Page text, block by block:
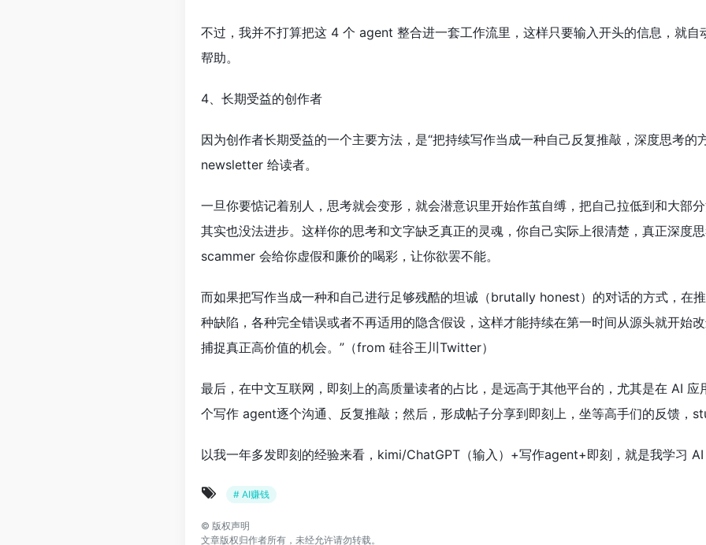
不过，我并不打算把这 4 个 agent 整合进一套工作流里，这样只要输入开头的信息，就
帮助。
4、长期受益的创作者
因为创作者长期受益的一个主要方法，是“把持续写作当成一种自己反复推敲，深度思考
newsletter 给读者。
一旦你要惦记着别人，思考就会变形，就会潜意识里开始作茧自缚，把自己拉低到和大部
其实也没法进步。这样你的思考和文字缺乏真正的灵魂，你自己实际上很清楚，真正深度
scammer 会给你虚假和廉价的喝彩，让你欲罢不能。
而如果把写作当成一种和自己进行足够残酷的坦诚（brutally honest）的对话的方式，在
种缺陷，各种完全错误或者不再适用的隐含假设，这样才能持续在第一时间从源头就开始
捕捉真正高价值的机会。”（from 硅谷王川Twitter）
最后，在中文互联网，即刻上的高质量读者的占比，是远高于其他平台的，尤其是在 AI
个写作 agent逐个沟通、反复推敲；然后，形成帖子分享到即刻上，坐等高手们的反馈，
以我一年多发即刻的经验来看，kimi/ChatGPT（输入）+写作agent+即刻，就是我学习 AI
# AI赚钱
© 版权声明
文章版权归作者所有，未经允许请勿转载。